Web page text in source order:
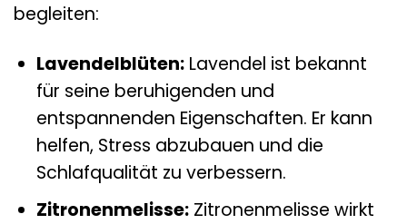
begleiten:
Lavendelblüten:Lavendel ist bekannt
für seine beruhigenden und
entspannenden Eigenschaften. Er kann
helfen, Stress abzubauen und die
Schlafqualität zu verbessern.
Zitronenmelisse:Zitronenmelisse wirkt